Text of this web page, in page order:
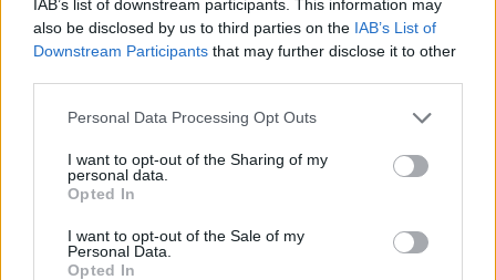
IAB’s list of downstream participants. This information may
also be disclosed by us to third parties on the IAB’s List of
Downstream Participants that may further disclose it to other
Personal Data Processing Opt Outs
I want to opt-out of the Sharing of my
personal data.
Opted In
I want to opt-out of the Sale of my
Personal Data.
Opted In
In evidenza